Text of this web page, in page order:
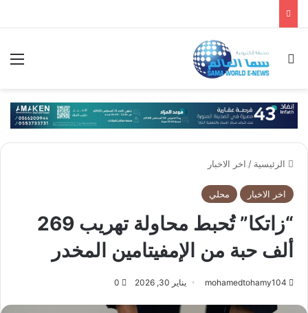
بحث عن
الرئيسية / اخر الاخبار
اخر الاخبار محلي
“زاتكا” تُحبط محاولة تهريب 269
ألف حبة من الإمفيتامين المخدر
mohamedtohamy104 يناير 30, 2026 0